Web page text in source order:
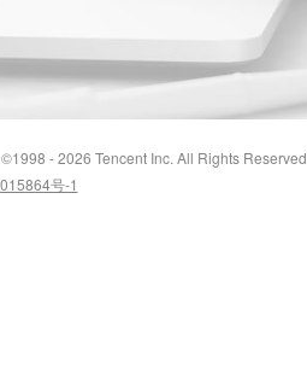
- 2026 Tencent Inc. All Rights Reserved
号-1